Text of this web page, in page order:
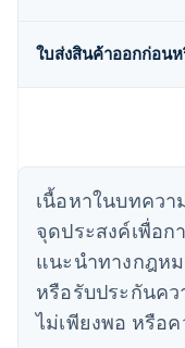
ใบส่งสินค้าออกก่อน
เนื้อหาในบทคว
จุดประสงค์เพื่อก
แนะนําทางกฎห
หรือรับประกันค
ไม่เพียงพอ หรือ
English 简体中文
แคนาดา
EnglishFrançais
ไซปรัส
ญี่ปุ่น
日本語English
เดนมาร์ก
English
ไทย